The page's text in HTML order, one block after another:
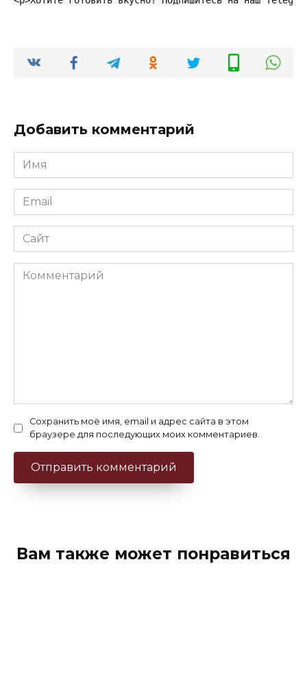
Добавить комментарий
Имя
*
Email
*
Сайт
Комментарий
Сохранить моё имя, email и адрес сайта в этом
браузере для последующих моих комментариев.
Вам также может понравиться